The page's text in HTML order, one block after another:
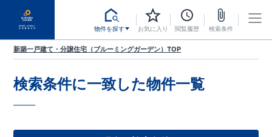
物件を探す お気に入り 閲覧履歴 検索条件
新築一戸建て・分譲住宅（ブルーミングガーデン）TOP
検索条件に一致した物件一覧